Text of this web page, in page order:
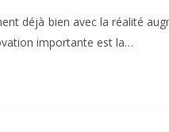
déjà bien avec la réalité
importante est la…